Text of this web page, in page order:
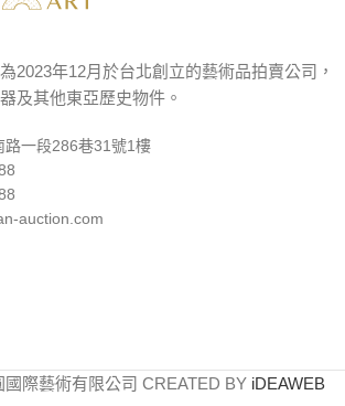
2023年12月於台北創立的藝術品拍賣公司，
及其他東亞歷史物件。
路一段286巷31號1樓
auction.com
際藝術有限公司 CREATED BY iDEAWEB